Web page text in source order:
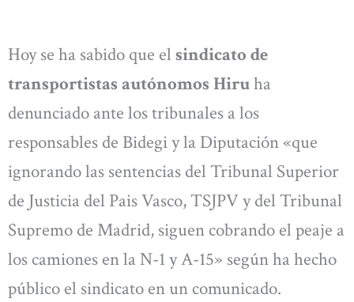
Hoy se ha sabido que el sindicato de
transportistas autónomos Hiruha
denunciado ante los tribunales a los
responsables de Bidegi y la Diputación «que
ignorando las sentencias del Tribunal Superior
de Justicia del Pais Vasco, TSJPV y del Tribunal
Supremo de Madrid, siguen cobrando el peaje a
los camiones en la N-1 y A-15» según ha hecho
público el sindicato en un comunicado.